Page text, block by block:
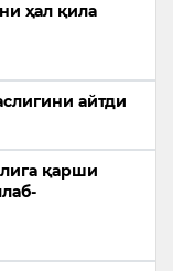
ҳал қила
айтди
қарши